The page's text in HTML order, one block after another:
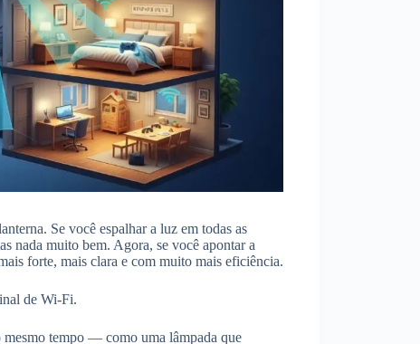
Se você espalhar a luz em todas as
nada muito bem. Agora, se você apontar a
forte, mais clara e com muito mais eficiência.
de Wi-Fi.
mesmo tempo — como uma lâmpada que